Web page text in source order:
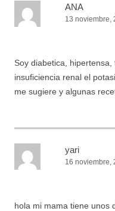
ANA
13 noviembre,
Soy diabetica,
insuficiencia renal el
me sugiere y algunas
yari
16 noviembre,
hola mi mama tiene unos